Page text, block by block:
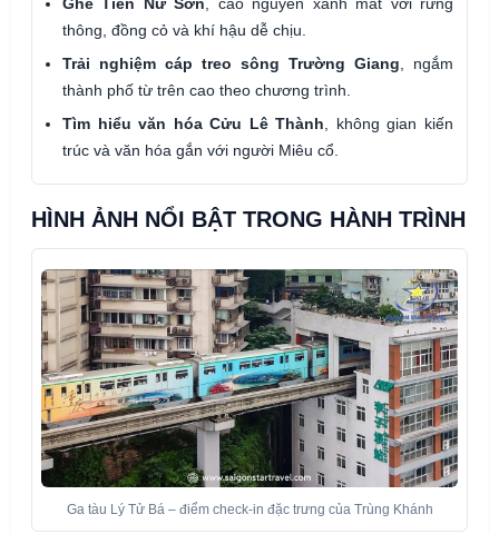
thông, đồng cỏ và khí hậu dễ chịu.
Trải nghiệm cáp treo sông Trường Giang , ngắm
thành phố từ trên cao theo chương trình.
Tìm hiểu văn hóa Cửu Lê Thành , không gian kiến
trúc và văn hóa gắn với người Miêu cổ.
HÌNH ẢNH NỔI BẬT TRONG HÀNH TRÌNH
Ga tàu Lý Tử Bá – điểm check-in đặc trưng của Trùng Khánh